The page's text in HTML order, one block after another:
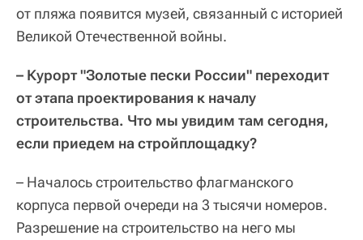
от пляжа появится музей, связанный с историей
Великой Отечественной войны.
– Курорт "Золотые пески России" переходит
от этапа проектирования к началу
строительства. Что мы увидим там сегодня,
если приедем на стройплощадку?
– Началось строительство флагманского
корпуса первой очереди на 3 тысячи номеров.
Разрешение на строительство на него мы